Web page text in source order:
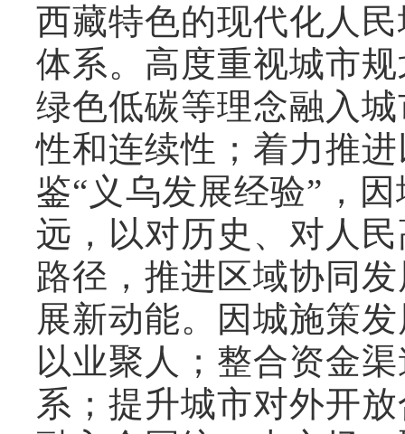
西藏特色的现代化人
体系。高度重视城市
绿色低碳等理念融入
性和连续性；着力推
鉴“义乌发展经验”，
远，以对历史、对人
路径，推进区域协同
展新动能。因城施策
以业聚人；整合资金
系；提升城市对外开